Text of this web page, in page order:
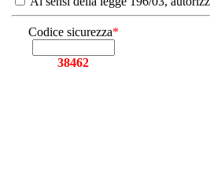
Codice sicurezza*
38462